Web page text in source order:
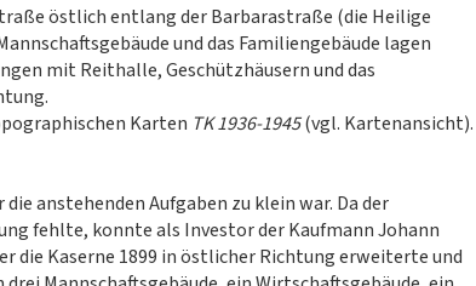
östlich entlang der Barbarastraße (die Heilige
und das Familiengebäude lagen
mit Reithalle, Geschützhäusern und das
Karten TK 1936-1945(vgl. Kartenansicht).
anstehenden Aufgaben zu klein war. Da der
fehlte, konnte als Investor der Kaufmann Johann
die Kaserne 1899 in östlicher Richtung erweiterte und